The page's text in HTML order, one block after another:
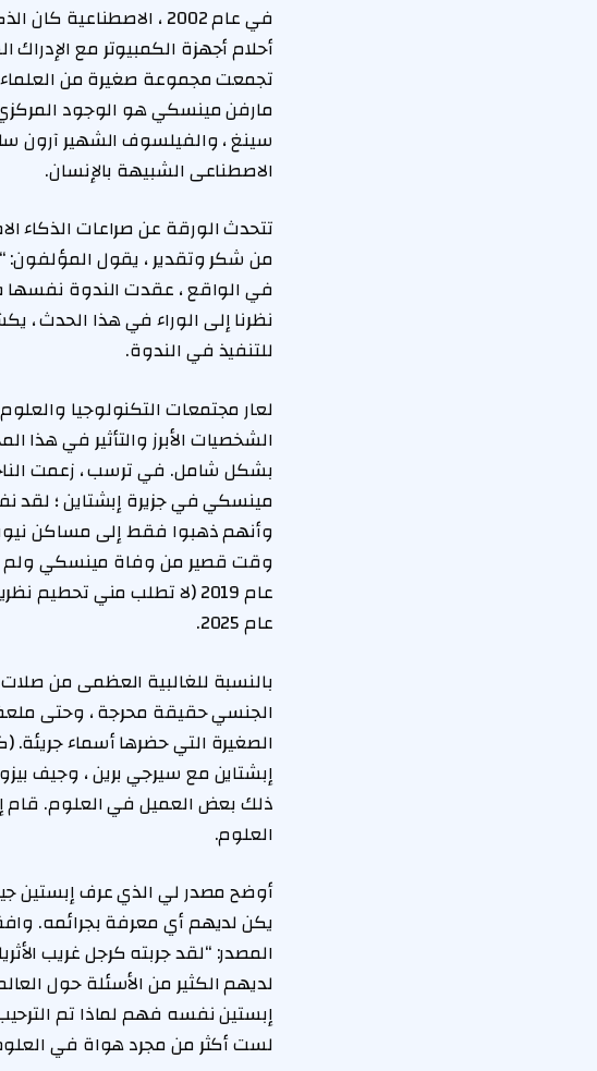
في عام 2002 ، الاصطناعية
كان
أحلام أجهزة الكمبيوتر مع
تجمعت مجموعة صغيرة من العلماء
سينغ ، والفيلسوف الشهير آرون
الاصطناعى الشبيهة بالإنسان.
تتحدث الورقة عن صراعات الذكاء
من شكر وتقدير ، يقول المؤلفون:
في الواقع ، عقدت الندوة نفسها
نظرنا إلى الوراء في هذا الحدث ،
للتنفيذ في الندوة.
لعار مجتمعات التكنولوجيا
الشخصيات الأبرز والتأثير في
بشكل شامل. في ترسب ، زعمت
مينسكي في جزيرة إبشتاين ؛ لقد
وأنهم ذهبوا فقط إلى مساكن
وقت قصير من وفاة مينسكي ولم
عام 2019 (لا تطلب مني
عام 2025.
بالنسبة للغالبية العظمى من
الجنسي حقيقة محرجة ، وحتى
إبشتاين مع سيرجي برين ، وجيف
ذلك بعض العميل في العلوم. قام
العلوم.
أوضح مصدر لي الذي عرف إبستين
يكن لديهم أي معرفة بجرائمه.
المصدر: “لقد جربته كرجل غريب
لديهم الكثير من الأسئلة حول
لست أكثر من مجرد هواة في